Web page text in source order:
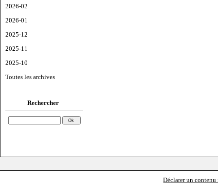
2026-02
2026-01
2025-12
2025-11
2025-10
Toutes les archives
Rechercher
Déclarer un